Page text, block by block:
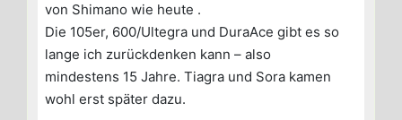
von Shimano wie heute .
Die 105er, 600/Ultegra und DuraAce gibt es so
lange ich zurückdenken kann – also
mindestens 15 Jahre. Tiagra und Sora kamen
wohl erst später dazu.